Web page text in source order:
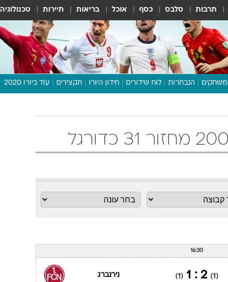
תרבות סלבס כסף אוכל בריאות תיירות טכנולוגיה
משחקים הנבחרות לוח שידורים חידון היורו תקצירים עוד ביורו 2020
תכנית היורו
16:30
(1)
2 : 1
(1) נירנברג